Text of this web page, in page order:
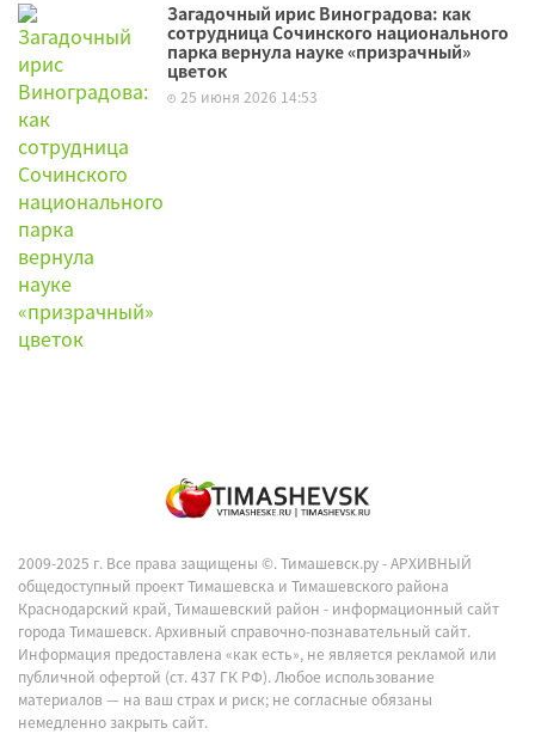
Загадочный ирис Виноградова: как
сотрудница Сочинского национального
парка вернула науке «призрачный»
цветок
25 июня 2026 14:53
2009-2025 г. Все права защищены ©.Тимашевск.ру - АРХИВНЫЙ
общедоступный проект Тимашевска и Тимашевского района
Краснодарский край, Тимашевский район - информационный сайт
города Тимашевск. Архивный справочно-познавательный сайт.
Информация предоставлена «как есть», не является рекламой или
публичной офертой (ст. 437 ГК РФ). Любое использование
материалов — на ваш страх и риск; не согласные обязаны
немедленно закрыть сайт.